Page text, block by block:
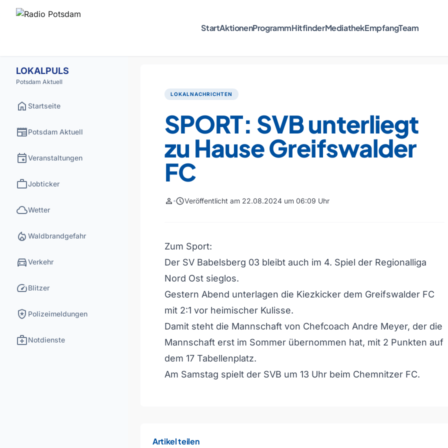
StartAktionenProgrammHitfinderMediathekEmpfangTeam
LOKALPULS
Potsdam Aktuell
home Startseite
newspaperPotsdam Aktuell
eventVeranstaltungen
workJobticker
cloudWetter
local_fire_department Waldbrandgefahr
directions_carVerkehr
speedBlitzer
local_police Polizeimeldungen
medical_servicesNotdienste
LOKALNACHRICHTEN
SPORT: SVB unterliegt
zu Hause Greifswalder
FC
person scheduleVeröffentlicht am 22.08.2024 um 06:09 Uhr
Zum Sport:
Der SV Babelsberg 03 bleibt auch im 4. Spiel der Regionalliga
Nord Ost sieglos.
Gestern Abend unterlagen die Kiezkicker dem Greifswalder FC
mit 2:1 vor heimischer Kulisse.
Damit steht die Mannschaft von Chefcoach Andre Meyer, der die
Mannschaft erst im Sommer übernommen hat, mit 2 Punkten auf
dem 17 Tabellenplatz.
Am Samstag spielt der SVB um 13 Uhr beim Chemnitzer FC.
Artikel teilen